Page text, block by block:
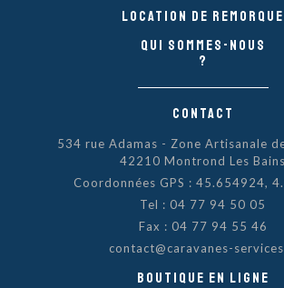
Location de remorque
Qui sommes-nous
?
Contact
534 rue Adamas - Zone Artisanale
42210 Montrond Les Bains
Coordonnées GPS : 45.654924,
Tel :04 77 94 50 05
Fax : 04 77 94 55 46
contact@caravanes-
Boutique en ligne